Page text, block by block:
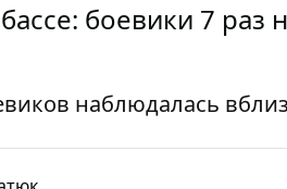
боевики 7
наблюдалась